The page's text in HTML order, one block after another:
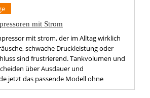
mit Strom
mit strom, der im Alltag wirklich
schwache Druckleistung oder
sind frustrierend. Tankvolumen und
über Ausdauer und
jetzt das passende Modell ohne